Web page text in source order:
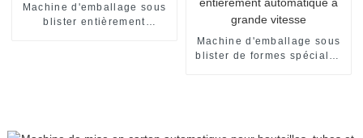
Machine d'emballage sous
blister entièrement
Machine d'emballage sous
blister de formes spéciales